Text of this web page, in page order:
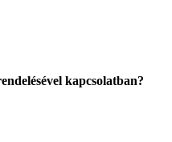
kapcsolatban?